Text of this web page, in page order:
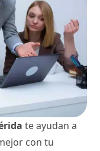
te ayudan a
con tu